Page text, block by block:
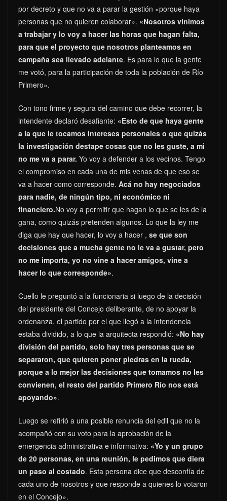
por decreto y que no va a parar la gestión «porque haya
personas que no quieren colaborar». «Nosotros vinimos
a trabajar y lo voy a hacer las horas que hagan falta,
para que el proyecto que nosotros planteamos en
campaña sea llevado adelante. Es para lo que la gente
me votó, para la participación de toda la población de Río
Primero».
Con tono firme y segura del camino que debe recorrer, la
intendente declaró desafiante: «Esto de que haya gente
a la que le tocamos intereses personales o que quizás
la investigación destape cosas que no les guste, a mi
no me va a parar. Yo voy a defender a los vecinos. Tengo
el compromiso en cada una de mis venas de que eso se
va a hacer como corresponde. Acá no hay negociados
para nadie, de ningún tipo, ni económico ni
financiero.No voy a permitir que hagan lo que se les de la
gana, como quizás pretenden algunos. Lo que la ley me
diga que hay que hacer, lo voy a hacer , se que son
decisiones que a mucha gente no le va a gustar, pero
no me importa, yo no vine a hacer amigos, vine a
hacer lo que corresponde».
Cuello le preguntó a la funcionaria si luego de la decisión
del presidente del Concejo deliberante, de no apoyar la
ordenanza, el partido por el que llegó a la intendencia
estaba dividido, a lo que la arquitecta respondió: «No hay
división del partido, solo hay tres personas que se
separaron, que quieren poner piedras en la rueda,
porque a lo mejor las decisiones que tomamos no les
convienen, el resto del partido Primero Río nos está
apoyando».
Luego se refirió a una posible renuncia del edil que no la
acompañó con su voto para la aprobación de la
emergencia administrativa e informativa: «Yo y un grupo
de 20 personas, en una reunión, le pedimos que diera
un paso al costado. Esta persona dice que desconfía de
cada uno de nosotros y que responde a quienes lo votaron
en el Concejo».